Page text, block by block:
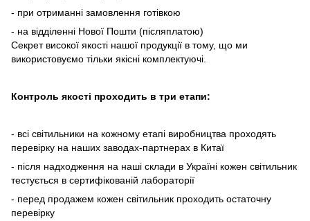
- при отриманні замовлення готівкою
- на відділенні Нової Пошти (післяплатою)
Секрет високої якості нашої продукції в тому, що ми
використовуємо тільки якісні комплектуючі.
Контроль якості проходить в три етапи:
- всі світильники на кожному етапі виробництва проходять
перевірку на наших заводах-партнерах в Китаї
- після надходження на наші склади в Україні кожен світильник
тестується в сертифікованій лабораторії
- перед продажем кожен світильник проходить остаточну
перевірку